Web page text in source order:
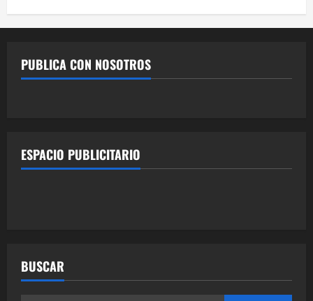
PUBLICA CON NOSOTROS
ESPACIO PUBLICITARIO
BUSCAR